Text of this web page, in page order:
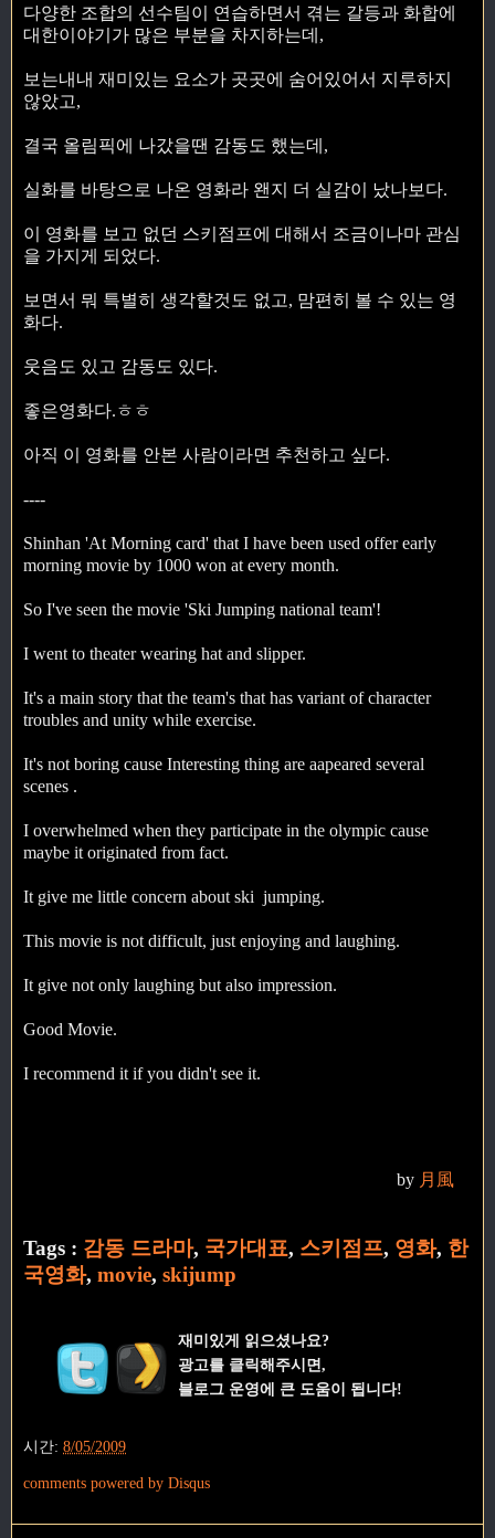
다양한 조합의 선수팀이 연습하면서 겪는 갈등과 화합에
대한이야기가 많은 부분을 차지하는데,
보는내내 재미있는 요소가 곳곳에 숨어있어서 지루하지
않았고,
결국 올림픽에 나갔을땐 감동도 했는데,
실화를 바탕으로 나온 영화라 왠지 더 실감이 났나보다.
이 영화를 보고 없던 스키점프에 대해서 조금이나마 관심
을 가지게 되었다.
보면서 뭐 특별히 생각할것도 없고, 맘편히 볼 수 있는 영
화다.
웃음도 있고 감동도 있다.
좋은영화다.ㅎㅎ
아직 이 영화를 안본 사람이라면 추천하고 싶다.
----
Shinhan 'At Morning card' that I have been used offer early
morning movie by 1000 won at every month.
So I've seen the movie 'Ski Jumping national team'!
I went to theater wearing hat and slipper.
It's a main story that the team's that has variant of character
troubles and unity while exercise.
It's not boring cause Interesting thing are aapeared several
scenes .
I overwhelmed when they participate in the olympic cause
maybe it originated from fact.
It give me little concern about ski jumping.
This movie is not difficult, just enjoying and laughing.
It give not only laughing but also impression.
Good Movie.
I recommend it if you didn't see it.
by 月風
Tags : 감동 드라마, 국가대표, 스키점프, 영화, 한
국영화, movie, skijump
재미있게 읽으셨나요?
광고를 클릭해주시면,
블로그 운영에 큰 도움이 됩니다!
시간: 8/05/2009
comments powered by Disqus